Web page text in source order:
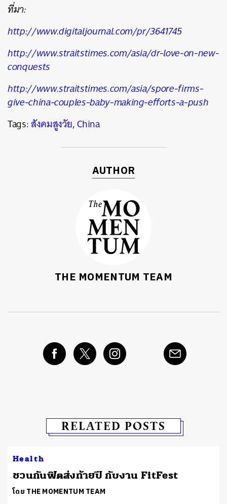
ที่มา:
http://www.digitaljournal.com/pr/3641745
http://www.straitstimes.com/asia/dr-love-on-new-
conquests
http://www.straitstimes.com/asia/spore-firms-
give-china-couples-baby-making-efforts-a-push
Tags:สังคมสูงวัย,China
AUTHOR
THE MOMENTUM TEAM
RELATED POSTS
Health
ชวนกันฟิตส่งท้ายปี กับงาน FitFest
โดย THE MOMENTUM TEAM